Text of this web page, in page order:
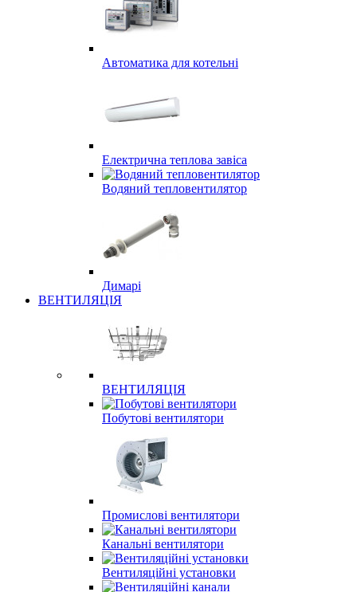
Автоматика для котельні
Електрична теплова завіса
Водяний тепловентилятор
Димарі
ВЕНТИЛЯЦІЯ
ВЕНТИЛЯЦІЯ
Побутові вентилятори
Промислові вентилятори
Канальні вентилятори
Вентиляційні установки